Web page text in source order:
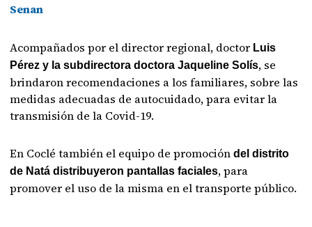
Senan
Acompañados por el director regional, doctor Luis
Pérez y la subdirectora doctora Jaqueline Solís, se
brindaron recomendaciones a los familiares, sobre las
medidas adecuadas de autocuidado, para evitar la
transmisión de la Covid-19.
En Coclé también el equipo de promocióndel distrito
de Natá distribuyeron pantallas faciales, para
promover el uso de la misma en el transporte público.